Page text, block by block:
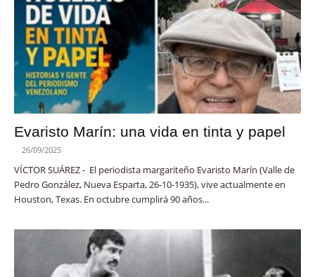
Evaristo Marín: una vida en tinta y papel
- 26/09/2025
VÍCTOR SUÁREZ - El periodista margariteño Evaristo Marín (Valle de
Pedro González, Nueva Esparta, 26-10-1935), vive actualmente en
Houston, Texas. En octubre cumplirá 90 años...